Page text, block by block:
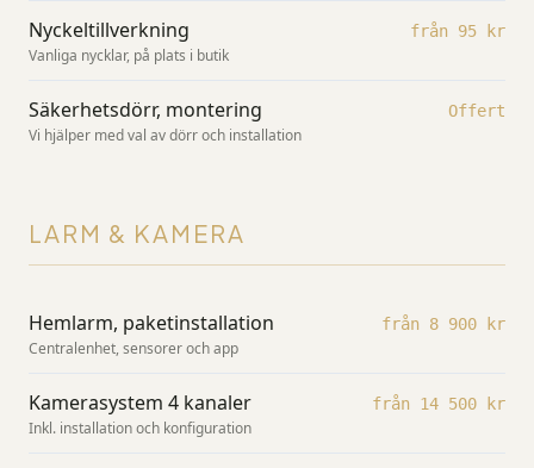
Nyckeltillverkning
Vanliga nycklar, på plats i butik
från 95 kr
Säkerhetsdörr, montering
Vi hjälper med val av dörr och installation
Offert
LARM & KAMERA
Hemlarm, paketinstallation
Centralenhet, sensorer och app
från 8 900 kr
Kamerasystem 4 kanaler
Inkl. installation och konfiguration
från 14 500 kr